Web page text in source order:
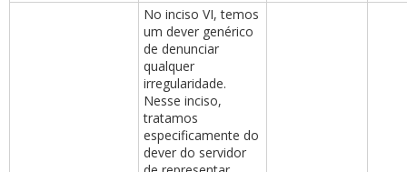
No inciso VI, temos
um dever genérico
de denunciar
qualquer
irregularidade.
Nesse inciso,
tratamos
especificamente do
dever do servidor